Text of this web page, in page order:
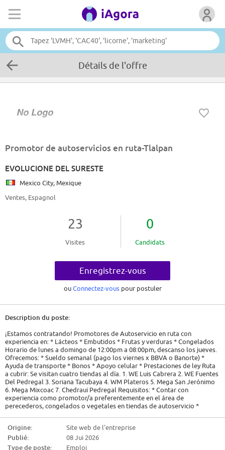
Détails de l'offre
Promotor de autoservicios en ruta-Tlalpan
EVOLUCIONE DEL SURESTE
Mexico City, Mexique
Ventes, Espagnol
23
Visites
0
Candidats
Enregistrez-vous
ouConnectez-vous pour postuler
Description du poste:
¡Estamos contratando! Promotores de Autoservicio en ruta con
experiencia en: * Lácteos * Embutidos * Frutas y verduras * Congelados
Horario de lunes a domingo de 12:00pm a 08:00pm, descanso los jueves.
Ofrecemos: * Sueldo semanal (pago los viernes x BBVA o Banorte) *
Ayuda de transporte * Bonos * Apoyo celular * Prestaciones de ley Ruta
a cubrir: Se visitan cuatro tiendas al día. 1. WE Luis Cabrera 2. WE Fuentes
Del Pedregal 3. Soriana Tacubaya 4. WM Plateros 5. Mega San Jerónimo
6. Mega Mixcoac 7. Chedraui Pedregal Requisitos: * Contar con
experiencia como promotor/a preferentemente en el área de
perecederos, congelados o vegetales en tiendas de autoservicio *
Cumplir con ruta asignada * Exhibir de manera correcta el producto,
incluye precio y ofertas * Realizar actividades promocionales y
colocación de material pop * Plano gramas * Revisión de etiquetas y
Origine:
Site web de l'entreprise
Publié:
08 Jui 2026
Type de poste:
Emploi